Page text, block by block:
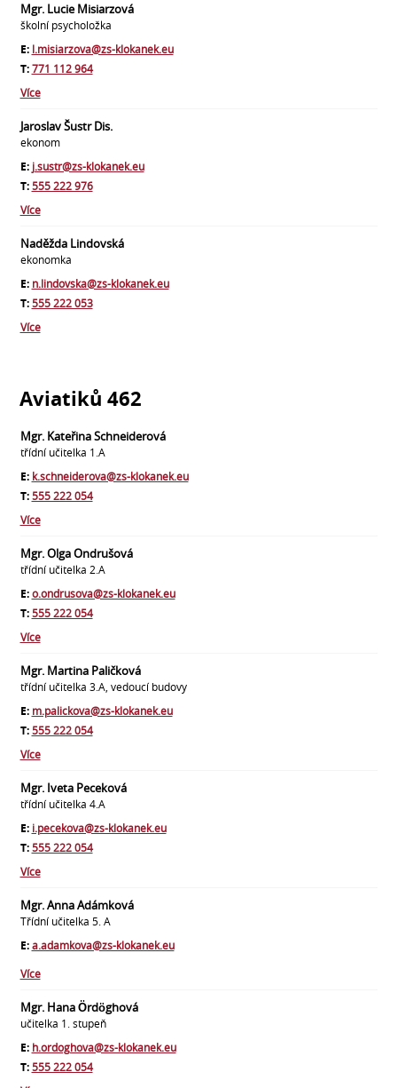
Mgr. Lucie Misiarzová
školní psycholožka
E: l.misiarzova@zs-klokanek.eu
T:771 112 964
Více
Jaroslav Šustr Dis.
ekonom
E: j.sustr@zs-klokanek.eu
T:555 222 976
Více
Naděžda Lindovská
ekonomka
E: n.lindovska@zs-klokanek.eu
T:555 222 053
Více
Aviatiků 462
Mgr. Kateřina Schneiderová
třídní učitelka 1.A
E: k.schneiderova@zs-klokanek.eu
T:555 222 054
Více
Mgr. Olga Ondrušová
třídní učitelka 2.A
E:o.ondrusova@zs-klokanek.eu
T:555 222 054
Více
Mgr. Martina Paličková
třídní učitelka 3.A, vedoucí budovy
E: m.palickova@zs-klokanek.eu
T:555 222 054
Více
Mgr. Iveta Peceková
třídní učitelka 4.A
E: i.pecekova@zs-klokanek.eu
T:555 222 054
Více
Mgr. Anna Adámková
Třídní učitelka 5. A
E:a.adamkova@zs-klokanek.eu
Více
Mgr. Hana Ördöghová
učitelka 1. stupeň
E: h.ordoghova@zs-klokanek.eu
T:555 222 054